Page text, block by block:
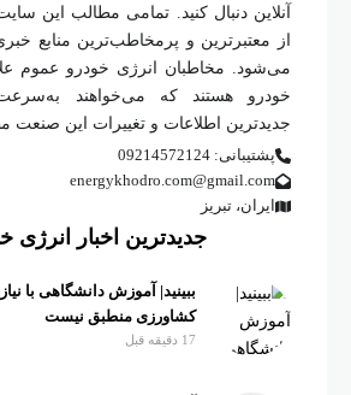
آنلاین دنبال کنید. تمامی مطالب این
از معتبرترین و پرمخاطب‌ترین منابع
می‌شود. مخاطبان انرژی خودرو عموم
خودرو هستند که می‌خواهند
جدیدترین اطلاعات و تغییرات این صنعت
پشتیبانی: 09214572124
energykhodro.com@gmail.com
ایران، تبریز
جدیدترین اخبار انرژی
ببینید| آموزش دانشگاهی با
کشاورزی منطبق نیست
17 دقیقه قبل